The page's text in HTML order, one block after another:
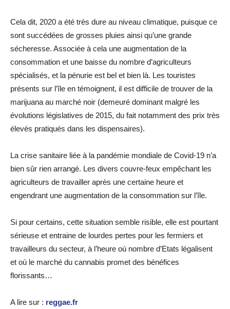
Cela dit, 2020 a été très dure au niveau climatique, puisque ce
sont succédées de grosses pluies ainsi qu’une grande
sécheresse. Associée à cela une augmentation de la
consommation et une baisse du nombre d’agriculteurs
spécialisés, et la pénurie est bel et bien là. Les touristes
présents sur l’île en témoignent, il est difficile de trouver de la
marijuana au marché noir (demeuré dominant malgré les
évolutions législatives de 2015, du fait notamment des prix très
élevés pratiqués dans les dispensaires).
La crise sanitaire liée à la pandémie mondiale de Covid-19 n’a
bien sûr rien arrangé. Les divers couvre-feux empêchant les
agriculteurs de travailler après une certaine heure et
engendrant une augmentation de la consommation sur l’île.
Si pour certains, cette situation semble risible, elle est pourtant
sérieuse et entraine de lourdes pertes pour les fermiers et
travailleurs du secteur, à l’heure où nombre d’Etats légalisent
et où le marché du cannabis promet des bénéfices
florissants…
A lire sur : reggae.fr